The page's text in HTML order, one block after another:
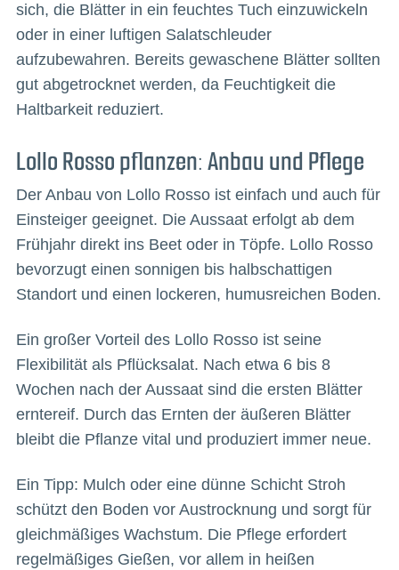
sich, die Blätter in ein feuchtes Tuch einzuwickeln
oder in einer luftigen Salatschleuder
aufzubewahren. Bereits gewaschene Blätter sollten
gut abgetrocknet werden, da Feuchtigkeit die
Haltbarkeit reduziert.
Lollo Rosso pflanzen: Anbau und Pflege
Der Anbau von Lollo Rosso ist einfach und auch für
Einsteiger geeignet. Die Aussaat erfolgt ab dem
Frühjahr direkt ins Beet oder in Töpfe. Lollo Rosso
bevorzugt einen sonnigen bis halbschattigen
Standort und einen lockeren, humusreichen Boden.
Ein großer Vorteil des Lollo Rosso ist seine
Flexibilität als Pflücksalat. Nach etwa 6 bis 8
Wochen nach der Aussaat sind die ersten Blätter
erntereif. Durch das Ernten der äußeren Blätter
bleibt die Pflanze vital und produziert immer neue.
Ein Tipp: Mulch oder eine dünne Schicht Stroh
schützt den Boden vor Austrocknung und sorgt für
gleichmäßiges Wachstum. Die Pflege erfordert
regelmäßiges Gießen, vor allem in heißen